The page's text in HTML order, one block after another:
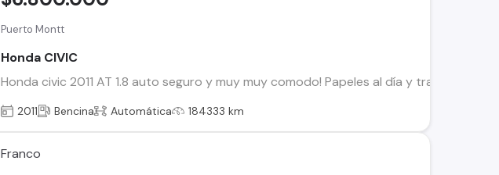
Puerto Montt
Honda CIVIC
Honda civic 2011 AT 1.8 auto seguro y muy muy comodo! Papeles al día y
2011 Bencina Automática 184333 km
Franco